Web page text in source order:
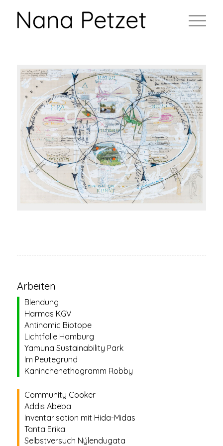
Arbeiten
Blendung
Harmas KGV
Antinomic Biotope
Lichtfalle Hamburg
Yamuna Sustainability Park
Im Peutegrund
Kaninchenethogramm Robby
Community Cooker
Addis Abeba
Inventarisation mit Hida-Midas
Tanta Erika
Selbstversuch Nýlendugata